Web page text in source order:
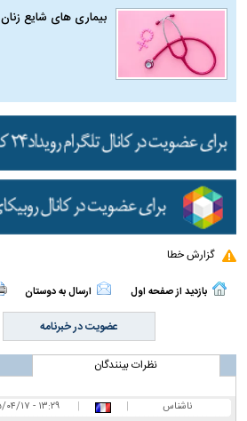
بیماری‌ های شایع زنان
گزارش خطا
بازدید از صفحه اول ارسال به دوستان
عضویت در خبرنامه
نظرات بینندگان
ناشناس |
|
۱۳:۲۹ - ۱۴۰۵/۰۴/۱۷